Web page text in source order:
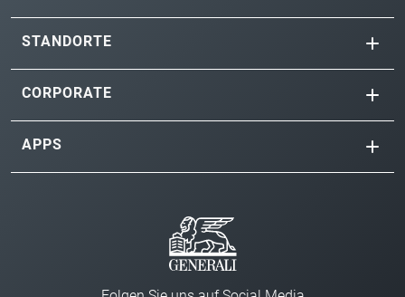
STANDORTE
CORPORATE
APPS